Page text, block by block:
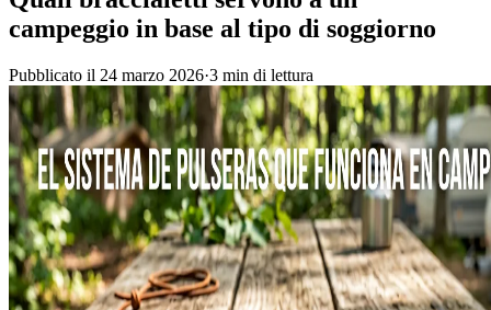
campeggio in base al tipo di soggiorno
Pubblicato il 24 marzo 2026·3 min di lettura